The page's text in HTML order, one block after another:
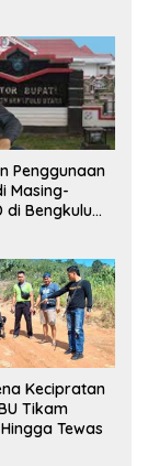
Penggunaan
Masing-
di Bengkulu
Kecipratan
Tikam
Tewas